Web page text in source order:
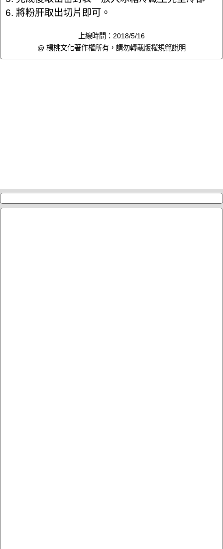
6. 將粉肝取出切片即可。
上線時間：2018/5/16
@ 楊桃文化著作權所有，請勿轉載版權規範說明